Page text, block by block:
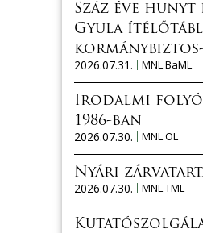
Száz éve
Gyula
2026.07.31.
MNL BaML
Irodalmi
1986-ban
2026.07.30.
MNL OL
Nyári
2026.07.30.
MNL TML